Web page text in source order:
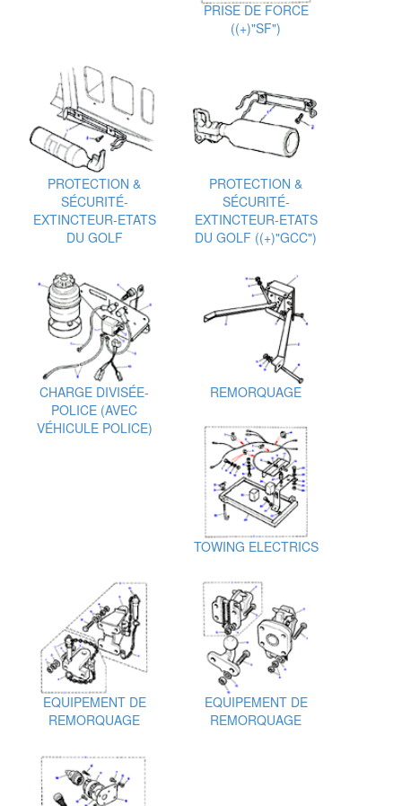
PRISE DE FORCE
((+)"SF")
PROTECTION &
SÉCURITÉ-
EXTINCTEUR-ETATS
DU GOLF
PROTECTION &
SÉCURITÉ-
EXTINCTEUR-ETATS
DU GOLF ((+)"GCC")
CHARGE DIVISÉE-
POLICE (AVEC
VÉHICULE POLICE)
REMORQUAGE
TOWING ELECTRICS
EQUIPEMENT DE
REMORQUAGE
EQUIPEMENT DE
REMORQUAGE